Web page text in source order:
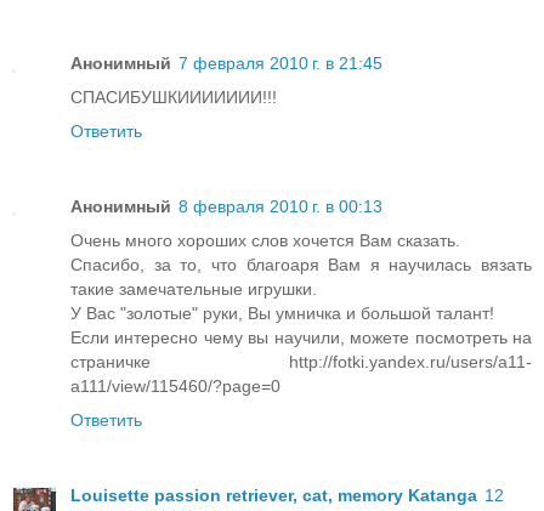
Анонимный 7 февраля 2010 г. в 21:45
СПАСИБУШКИИИИИИИ!!!
Ответить
Анонимный 8 февраля 2010 г. в 00:13
Очень много хороших слов хочется Вам сказать.
Спасибо, за то, что благоаря Вам я научилась вязать
такие замечательные игрушки.
У Вас "золотые" руки, Вы умничка и большой талант!
Если интересно чему вы научили, можете посмотреть на
страничке http://fotki.yandex.ru/users/a11-
a111/view/115460/?page=0
Ответить
Louisette passion retriever, cat, memory Katanga 12